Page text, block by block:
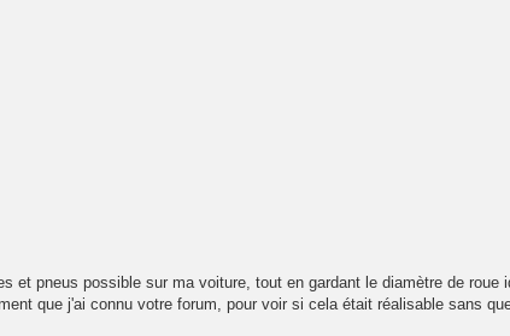
et pneus possible sur ma voiture, tout en gardant le diamètre de roue
que j'ai connu votre forum, pour voir si cela était réalisable sans